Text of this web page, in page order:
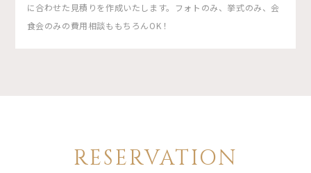
に合わせた見積りを作成いたします。フォトのみ、挙式のみ、会
食会のみの費用相談ももちろんOK！
RESERVATION